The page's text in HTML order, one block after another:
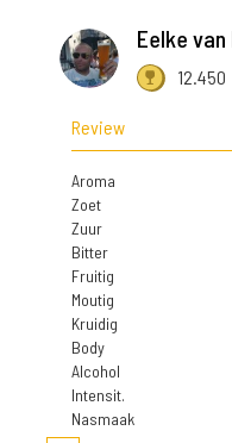
Eelke van
12.450
Review
Aroma
Zoet
Zuur
Bitter
Fruitig
Moutig
Kruidig
Body
Alcohol
Intensit.
Nasmaak